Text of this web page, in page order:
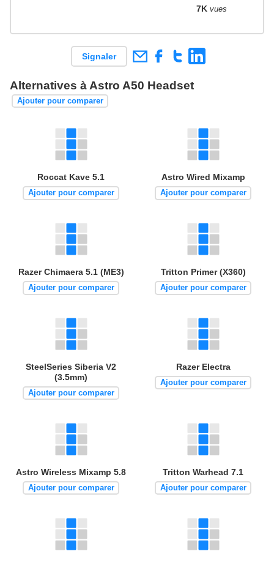
7K vues
Signaler
Alternatives à Astro A50 Headset
Ajouter pour comparer
Roccat Kave 5.1
Ajouter pour comparer
Astro Wired Mixamp
Ajouter pour comparer
Razer Chimaera 5.1 (ME3)
Ajouter pour comparer
Tritton Primer (X360)
Ajouter pour comparer
SteelSeries Siberia V2
(3.5mm)
Ajouter pour comparer
Razer Electra
Ajouter pour comparer
Astro Wireless Mixamp 5.8
Ajouter pour comparer
Tritton Warhead 7.1
Ajouter pour comparer